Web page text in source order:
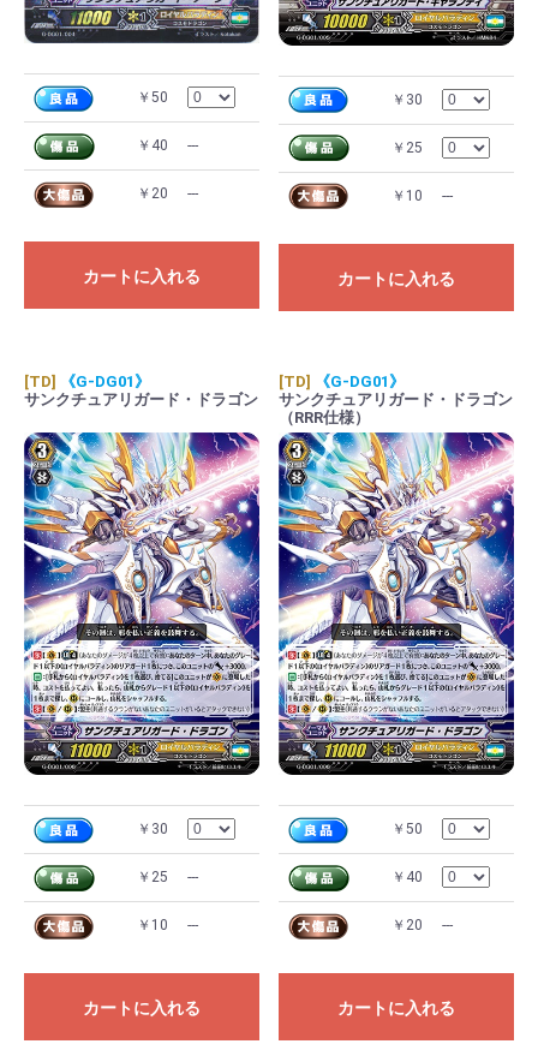
￥50
￥40 ---
￥20 ---
カートに入れる
￥30
￥25
￥10 ---
カートに入れる
[TD]
《G-DG01》
サンクチュアリガード・ドラゴン
￥30
￥25 ---
￥10 ---
カートに入れる
[TD]
《G-DG01》
サンクチュアリガード・ドラゴン
（RRR仕様）
￥50
￥40
￥20 ---
カートに入れる